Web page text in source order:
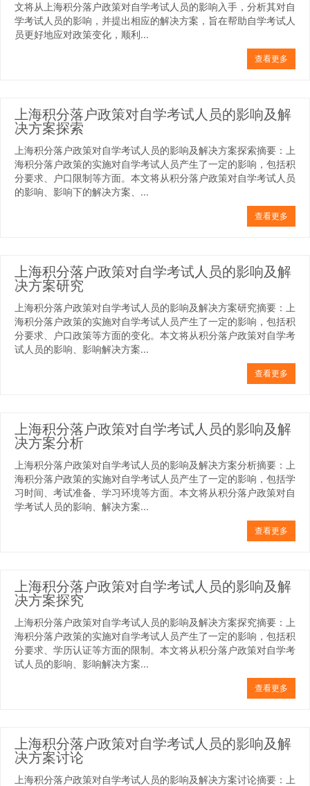
文将从上海积分落户政策对自学考试人员的影响入手，分析其对自
学考试人员的影响，并提出相应的解决方案，旨在帮助自学考试人
员更好地应对政策变化，顺利...
查看更多
上海积分落户政策对自学考试人员的影响及解
决方案探索
上海积分落户政策对自学考试人员的影响及解决方案探索摘要：上
海积分落户政策的实施对自学考试人员产生了一定的影响，包括积
分要求、户口限制等方面。本文将从积分落户政策对自学考试人员
的影响、影响下的解决方案、...
查看更多
上海积分落户政策对自学考试人员的影响及解
决方案研究
上海积分落户政策对自学考试人员的影响及解决方案研究摘要：上
海积分落户政策的实施对自学考试人员产生了一定的影响，包括积
分要求、户口政策等方面的变化。本文将从积分落户政策对自学考
试人员的影响、影响解决方案...
查看更多
上海积分落户政策对自学考试人员的影响及解
决方案分析
上海积分落户政策对自学考试人员的影响及解决方案分析摘要：上
海积分落户政策的实施对自学考试人员产生了一定的影响，包括学
习时间、考试准备、学习环境等方面。本文将从积分落户政策对自
学考试人员的影响、解决方案...
查看更多
上海积分落户政策对自学考试人员的影响及解
决方案探究
上海积分落户政策对自学考试人员的影响及解决方案探究摘要：上
海积分落户政策的实施对自学考试人员产生了一定的影响，包括积
分要求、学历认证等方面的限制。本文将从积分落户政策对自学考
试人员的影响、影响解决方案...
查看更多
上海积分落户政策对自学考试人员的影响及解
决方案讨论
上海积分落户政策对自学考试人员的影响及解决方案讨论摘要：上